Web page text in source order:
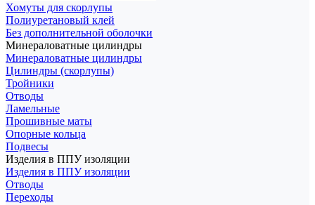
Хомуты для скорлупы
Полиуретановый клей
Без дополнительной оболочки
Минераловатные цилиндры
Минераловатные цилиндры
Цилиндры (скорлупы)
Тройники
Отводы
Ламельные
Прошивные маты
Опорные кольца
Подвесы
Изделия в ППУ изоляции
Изделия в ППУ изоляции
Отводы
Переходы